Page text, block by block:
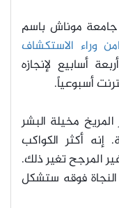
موناش باسم
وراء الاستكشاف
أسابيع لإنجازه
أسبوعياً.
مخيلة البشر
إنه أكثر الكواكب
المرجح تغير ذلك.
فوقه ستشكل